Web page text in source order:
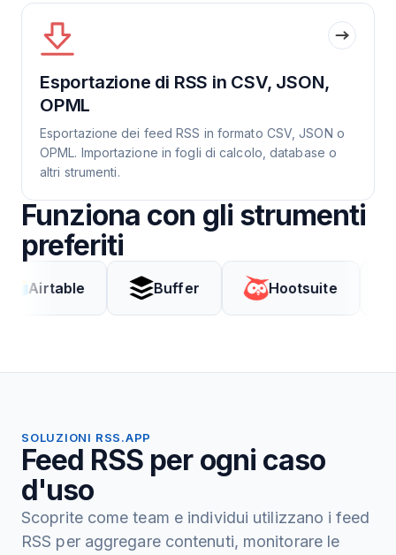
Esportazione di RSS in CSV, JSON,
OPML
Esportazione dei feed RSS in formato CSV, JSON o
OPML. Importazione in fogli di calcolo, database o
altri strumenti.
Funziona con gli strumenti
preferiti
Buffer Hootsuite
SOLUZIONI RSS.APP
Feed RSS per ogni caso
d'uso
Scoprite come team e individui utilizzano i feed
RSS per aggregare contenuti, monitorare le